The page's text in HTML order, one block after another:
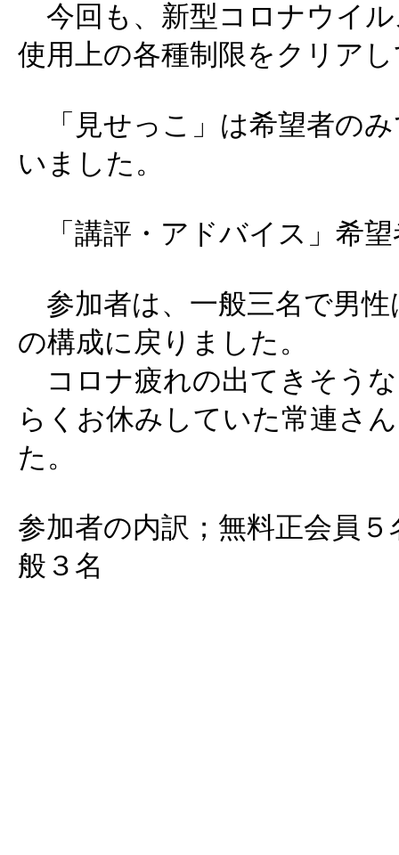
今回も、新型コロナウイ
使用上の各種制限をクリア
「見せっこ」は希望者のみ
いました。
「講評・アドバイス」希望
参加者は、一般三名で男性
の構成に戻りました。
コロナ疲れの出てきそう
らくお休みしていた常連さ
た。
参加者の内訳；無料正会員
般３名